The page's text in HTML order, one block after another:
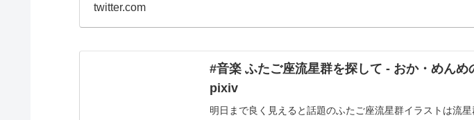
twitter.com
#音楽 ふたご座流星群を探して - おか・めんめ
pixiv
明日まで良く見えると話題のふたご座流星群イラストは流